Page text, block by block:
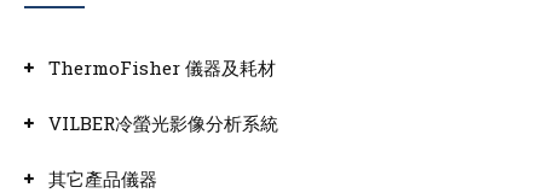
ThermoFisher 儀器及耗材
VILBER冷螢光影像分析系統
其它產品儀器